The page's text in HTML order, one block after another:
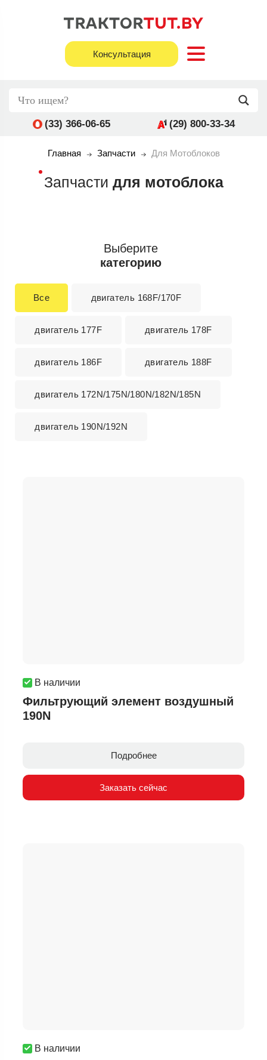
Консультация
(33) 366-06-65 (29) 800-33-34
Главная Запчасти Для Мотоблоков
Запчасти для мотоблока
Выберите
категорию
Все двигатель 168F/170F
двигатель 177F двигатель 178F
двигатель 186F двигатель 188F
двигатель 172N/175N/180N/182N/185N
двигатель 190N/192N
В наличии
Фильтрующий элемент воздушный
190N
Подробнее
Заказать сейчас
В наличии